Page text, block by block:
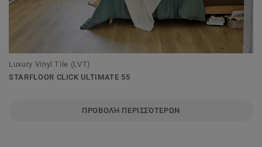
Luxury Vinyl Tile (LVT)
STARFLOOR CLICK ULTIMATE 55
ΠΡΟΒΟΛΉ ΠΕΡΙΣΣΌΤΕΡΩΝ